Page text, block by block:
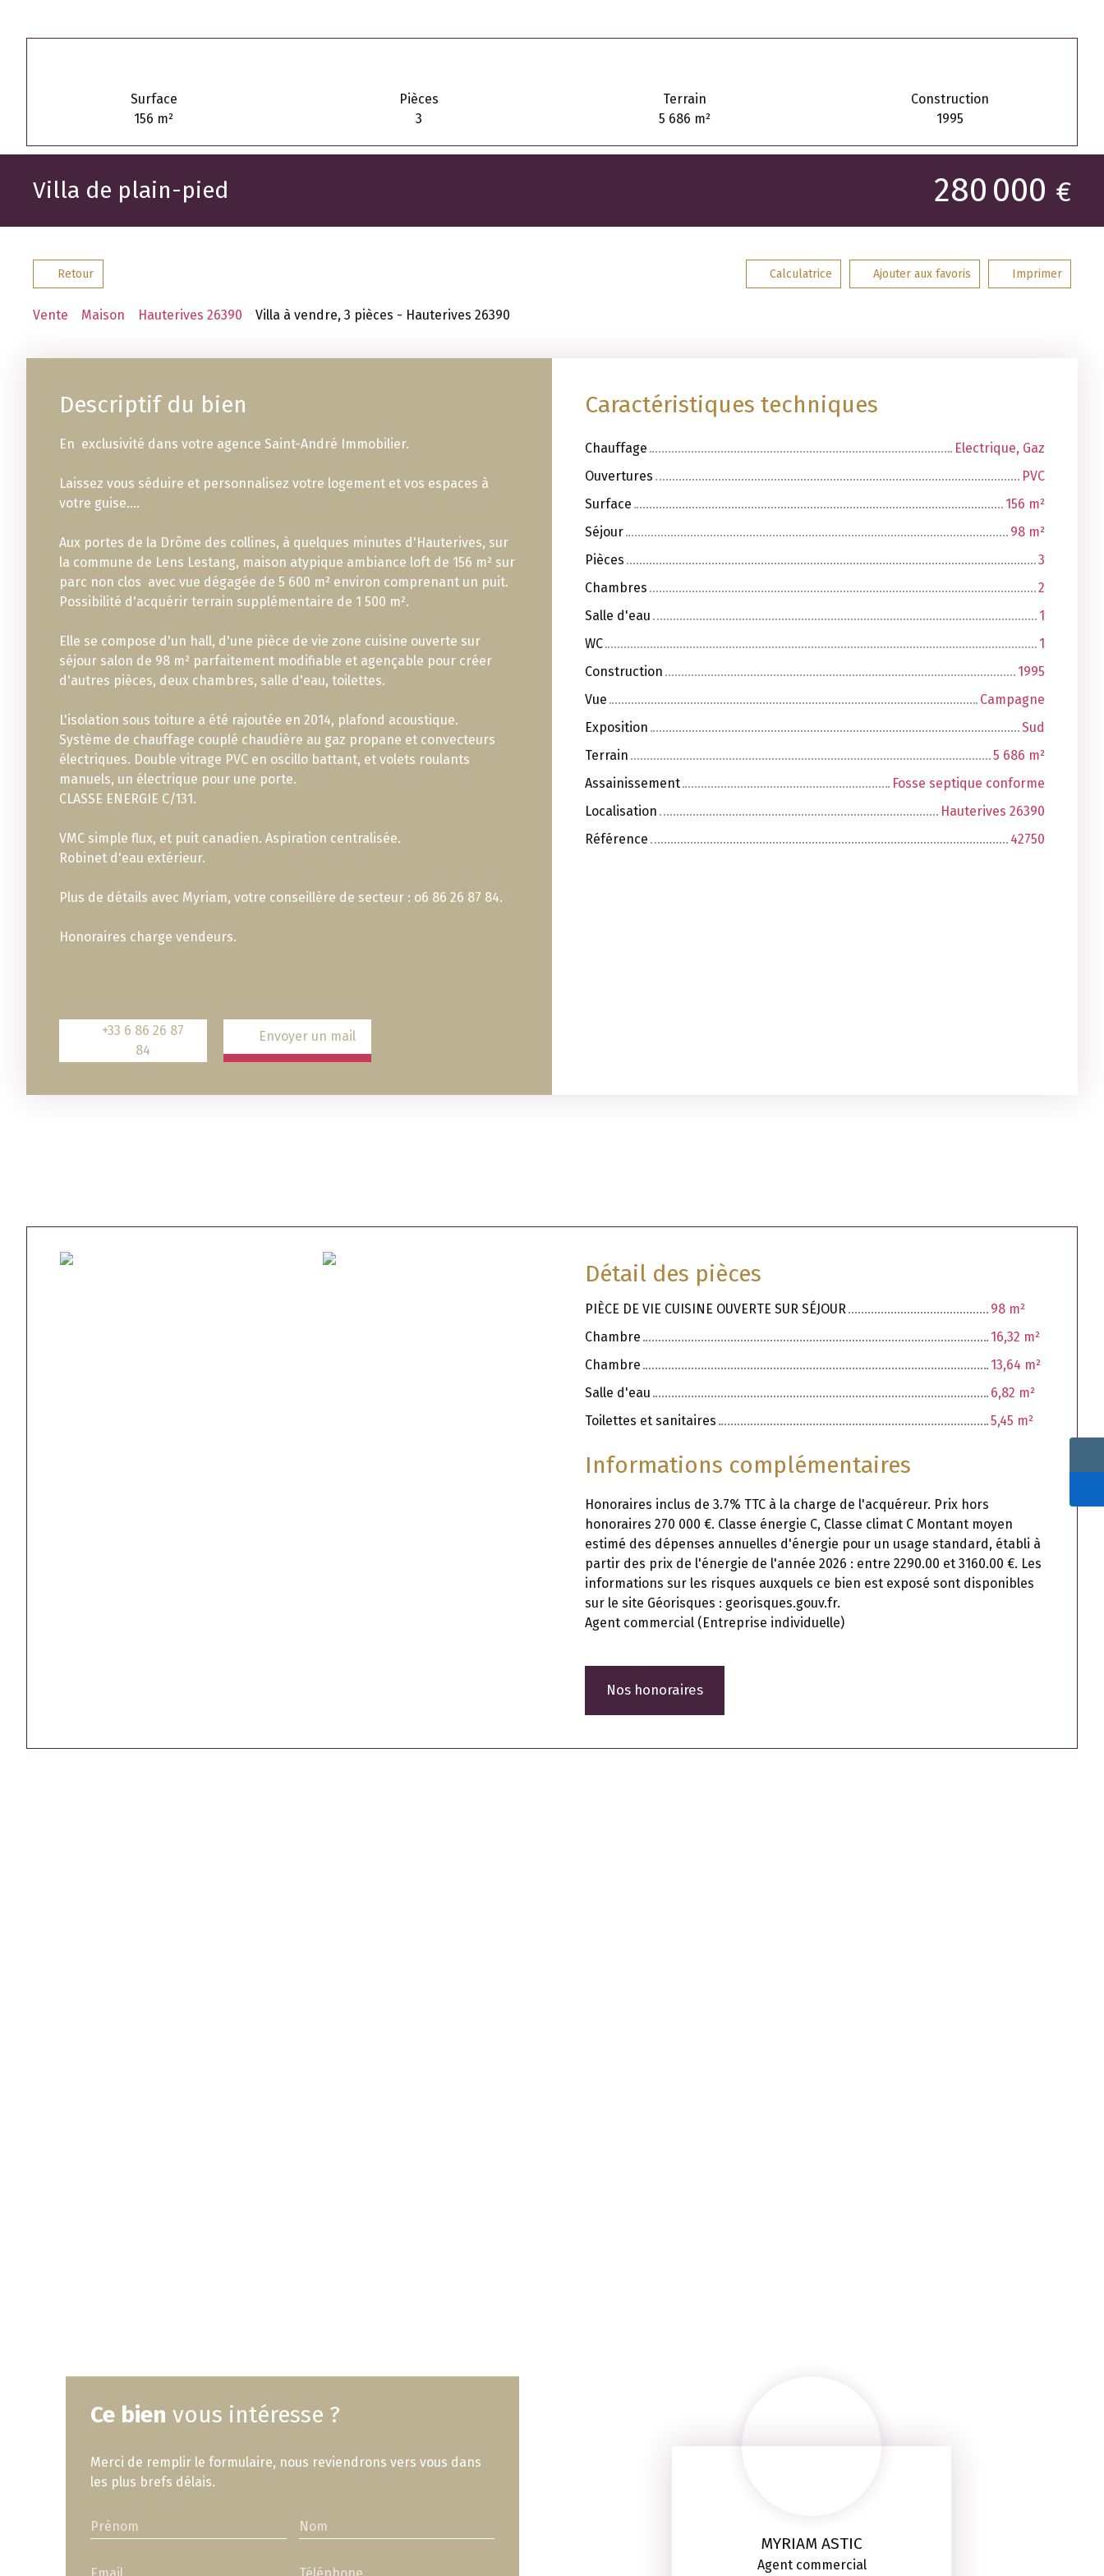
Surface
156 m²
Pièces
3
Terrain
5 686 m²
Construction
1995
Villa de plain-pied 280 000 €
Retour Calculatrice Ajouter aux favoris Imprimer
Vente Maison Hauterives 26390 Villa à vendre, 3 pièces - Hauterives 26390
Descriptif du bien
En exclusivité dans votre agence Saint-André Immobilier.
Laissez vous séduire et personnalisez votre logement et vos espaces à
votre guise....
Aux portes de la Drôme des collines, à quelques minutes d'Hauterives, sur
la commune de Lens Lestang, maison atypique ambiance loft de 156 m² sur
parc non clos avec vue dégagée de 5 600 m² environ comprenant un puit.
Possibilité d'acquérir terrain supplémentaire de 1 500 m².
Elle se compose d'un hall, d'une pièce de vie zone cuisine ouverte sur
séjour salon de 98 m² parfaitement modifiable et agençable pour créer
d'autres pièces, deux chambres, salle d'eau, toilettes.
L'isolation sous toiture a été rajoutée en 2014, plafond acoustique.
Système de chauffage couplé chaudière au gaz propane et convecteurs
électriques. Double vitrage PVC en oscillo battant, et volets roulants
manuels, un électrique pour une porte.
CLASSE ENERGIE C/131.
VMC simple flux, et puit canadien. Aspiration centralisée.
Robinet d'eau extérieur.
Plus de détails avec Myriam, votre conseillère de secteur : o6 86 26 87 84.
Honoraires charge vendeurs.
+33 6 86 26 87
84
Envoyer un mail
Caractéristiques techniques
Chauffage
Electrique, Gaz
Ouvertures
PVC
Surface
156 m²
Séjour
98 m²
Pièces
3
Chambres
2
Salle d'eau
1
WC
1
Construction
1995
Vue
Campagne
Exposition
Sud
Terrain
5 686 m²
Assainissement
Fosse septique conforme
Localisation
Hauterives 26390
Référence
42750
Détail des pièces
PIÈCE DE VIE CUISINE OUVERTE SUR SÉJOUR
98 m²
Chambre
16,32 m²
Chambre
13,64 m²
Salle d'eau
6,82 m²
Toilettes et sanitaires
5,45 m²
Informations complémentaires
Honoraires inclus de 3.7% TTC à la charge de l'acquéreur. Prix hors
honoraires 270 000 €. Classe énergie C, Classe climat C Montant moyen
estimé des dépenses annuelles d'énergie pour un usage standard, établi à
partir des prix de l'énergie de l'année 2026 : entre 2290.00 et 3160.00 €. Les
informations sur les risques auxquels ce bien est exposé sont disponibles
sur le site Géorisques : georisques.gouv.fr.
Agent commercial (Entreprise individuelle)
Nos honoraires
Ce bien vous intéresse ?
Merci de remplir le formulaire, nous reviendrons vers vous dans
les plus brefs délais.
Prénom Nom
Email Téléphone
MYRIAM ASTIC
Agent commercial